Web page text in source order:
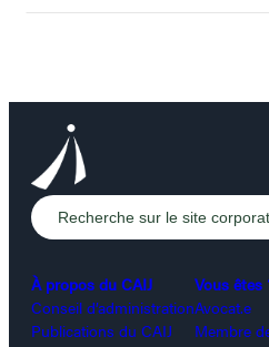
À propos du CAIJ
Conseil d’administration
Publications du CAIJ
Vous êtes
Avocat.e
Membre